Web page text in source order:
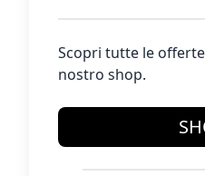
Scopri tutte le
nostro shop.